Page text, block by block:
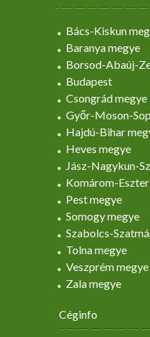
Bács-Kiskun
Baranya megye
Borsod-Abaúj-
Budapest
Csongrád megye
Győr-Moson-
Hajdú-Bihar
Heves megye
Jász-Nagykun-
Komárom-
Pest megye
Somogy megye
Szabolcs-
Tolna megye
Veszprém megye
Zala megye
Céginfo